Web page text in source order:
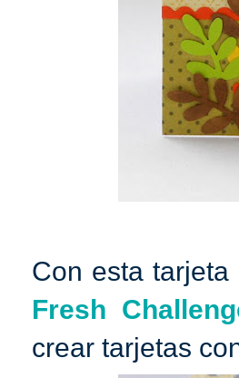
Con esta
Fresh
crear tarjetas